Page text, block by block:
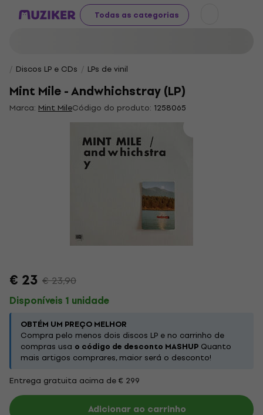
Todas as categorias
Discos LP e CDs LPs de vinil
Mint Mile - Andwhichstray (LP)
Marca: Mint MileCódigo do produto: 1258065
€ 23 € 23,90
Disponíveis 1 unidade
OBTÉM UM PREÇO MELHOR
Compra pelo menos dois discos LP e no carrinho de
compras usa o código de desconto MASHUP Quanto
mais artigos comprares, maior será o desconto!
Entrega gratuita acima de € 299
Adicionar ao carrinho